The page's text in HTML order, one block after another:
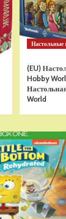
Настольные
(EU)
Hobby
World